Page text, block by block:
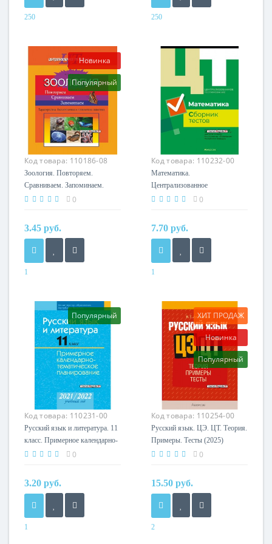
250
Издательство
Белкартография
250
Издательство
Белкартография
Новинка
Популярный
Код товара: 110186-08
Зоология. Повторяем.
Сравниваем. Запоминаем.
Характеристика
Готовимся к ЦТ (2020) М.П.
Ефимова, «Сэр-Вит»
0
3.45 руб.
1
Автор
М.П. Ефимова
Издательство
Сэр-вит
Код товара: 110232-00
Математика.
Централизованное
тестирование. Сборник тестов
0
7.70 руб.
1
Издательство
Аверсэв
Популярный
Код товара: 110231-00
Русский язык и литература. 11
класс. Примерное календарно-
тематическое планирование.
0
3.20 руб.
1
ХИТ ПРОДАЖ
Новинка
Популярный
Код товара: 110254-00
Русский язык. ЦЭ. ЦТ. Теория.
Примеры. Тесты (2025)
Антропова Н.Т., «Аверсэв»
0
15.50 руб.
2